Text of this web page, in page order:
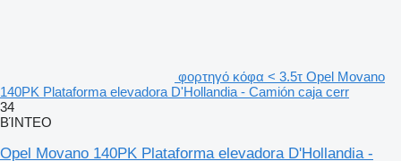
φορτηγό κόφα < 3.5τ Opel Movano
140PK Plataforma elevadora D'Hollandia - Camión caja cerr
34
ΒΊΝΤΕΟ
Opel Movano 140PK Plataforma elevadora D'Hollandia -